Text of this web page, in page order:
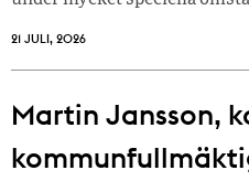
21 JULI, 2026
Martin Jansson,